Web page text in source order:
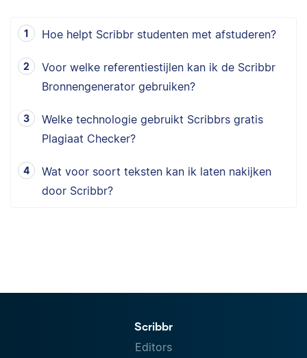
Hoe helpt Scribbr studenten met afstuderen?
Voor welke referentiestijlen kan ik de Scribbr
Bronnengenerator gebruiken?
Welke technologie gebruikt Scribbrs gratis
Plagiaat Checker?
Wat voor soort teksten kan ik laten nakijken
door Scribbr?
Scribbr
Editors